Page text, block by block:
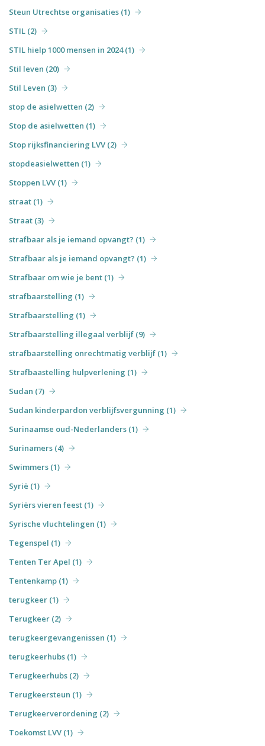
Steun Utrechtse organisaties (1)
STIL (2)
STIL hielp 1000 mensen in 2024 (1)
Stil leven (20)
Stil Leven (3)
stop de asielwetten (2)
Stop de asielwetten (1)
Stop rijksfinanciering LVV (2)
stopdeasielwetten (1)
Stoppen LVV (1)
straat (1)
Straat (3)
strafbaar als je iemand opvangt? (1)
Strafbaar als je iemand opvangt? (1)
Strafbaar om wie je bent (1)
strafbaarstelling (1)
Strafbaarstelling (1)
Strafbaarstelling illegaal verblijf (9)
strafbaarstelling onrechtmatig verblijf (1)
Strafbaastelling hulpverlening (1)
Sudan (7)
Sudan kinderpardon verblijfsvergunning (1)
Surinaamse oud-Nederlanders (1)
Surinamers (4)
Swimmers (1)
Syrië (1)
Syriërs vieren feest (1)
Syrische vluchtelingen (1)
Tegenspel (1)
Tenten Ter Apel (1)
Tentenkamp (1)
terugkeer (1)
Terugkeer (2)
terugkeergevangenissen (1)
terugkeerhubs (1)
Terugkeerhubs (2)
Terugkeersteun (1)
Terugkeerverordening (2)
Toekomst LVV (1)